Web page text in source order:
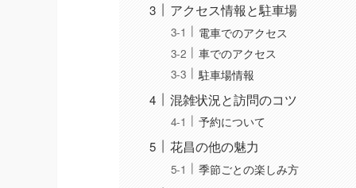
アクセス情報と駐車場
電車でのアクセス
車でのアクセス
駐車場情報
混雑状況と訪問のコツ
予約について
花昌の他の魅力
季節ごとの楽しみ方